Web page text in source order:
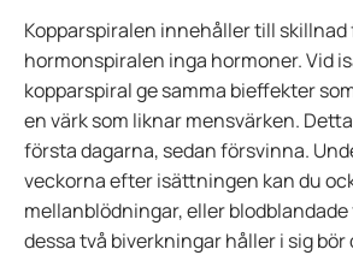
Kopparspiralen innehåller till skillnad
hormonspiralen inga hormoner. Vid
kopparspiral ge samma bieffekter
en värk som liknar mensvärken.
första dagarna, sedan försvinna.
veckorna efter isättningen kan du
mellanblödningar, eller
dessa två biverkningar håller i sig